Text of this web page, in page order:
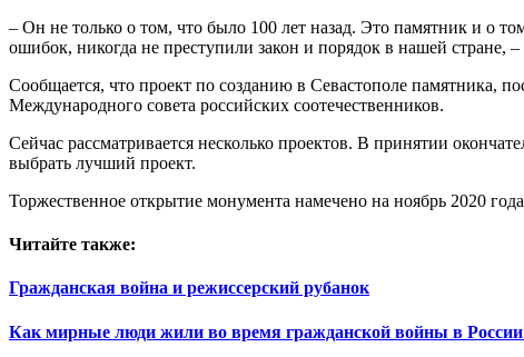
– Он не только о том, что было 100 лет назад. Это памятник и о
ошибок, никогда не преступили закон и порядок в нашей стране,
Сообщается, что проект по созданию в Севастополе памятника,
Международного совета российских соотечественников.
Сейчас рассматривается несколько проектов. В принятии
выбрать лучший проект.
Торжественное открытие монумента намечено на ноябрь 2020
Читайте также:
Гражданская война и режиссерский рубанок
Как мирные люди жили во время гражданской войны в